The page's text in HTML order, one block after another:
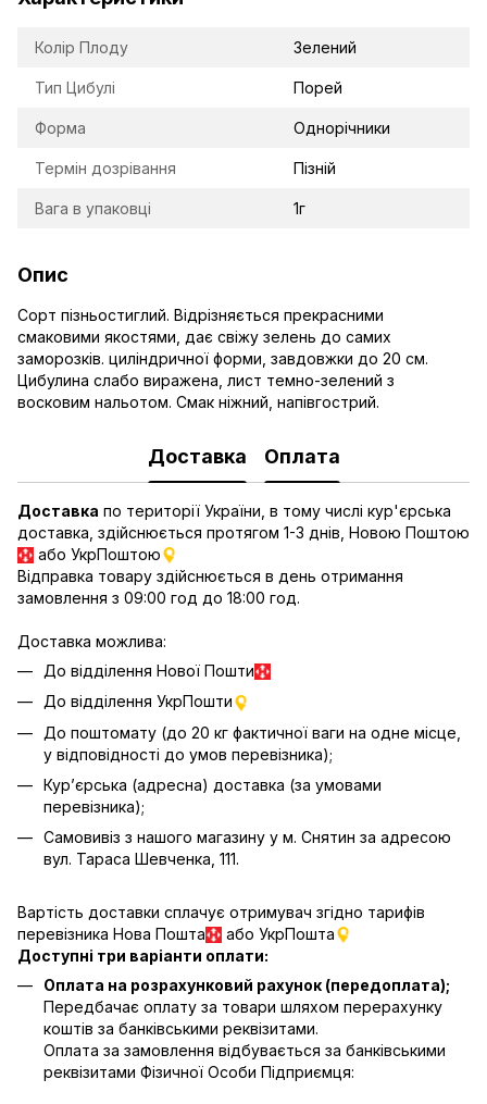
Колір Плоду Зелений
Тип Цибулі Порей
Форма Однорічники
Термін дозрівання Пізній
Вага в упаковці 1г
Опис
Сорт пізньостиглий. Відрізняється прекрасними
смаковими якостями, дає свіжу зелень до самих
заморозків. циліндричної форми, завдовжки до 20 см.
Цибулина слабо виражена, лист темно-зелений з
восковим нальотом. Смак ніжний, напівгострий.
Доставка Оплата
Доставка по території України, в тому числі кур'єрська
доставка, здійснюється протягом 1-3 днів, Новою Поштою
або УкрПоштою
Відправка товару здійснюється в день отримання
замовлення з 09:00 год до 18:00 год.
Доставка можлива:
До відділення Нової Пошти
До відділення УкрПошти
До поштомату (до 20 кг фактичної ваги на одне місце,
у відповідності до умов перевізника);
Кур’єрська (адресна) доставка (за умовами
перевізника);
Самовивіз з нашого магазину у м. Снятин за адресою
вул. Тараса Шевченка, 111.
Вартість доставки сплачує отримувач згідно тарифів
перевізника Нова Пошта
або УкрПошта
Доступні три варіанти оплати:
Оплата на розрахунковий рахунок (передоплата);
Передбачає оплату за товари шляхом перерахунку
коштів за банківськими реквізитами.
Оплата за замовлення відбувається за банківськими
реквізитами Фізичної Особи Підприємця: